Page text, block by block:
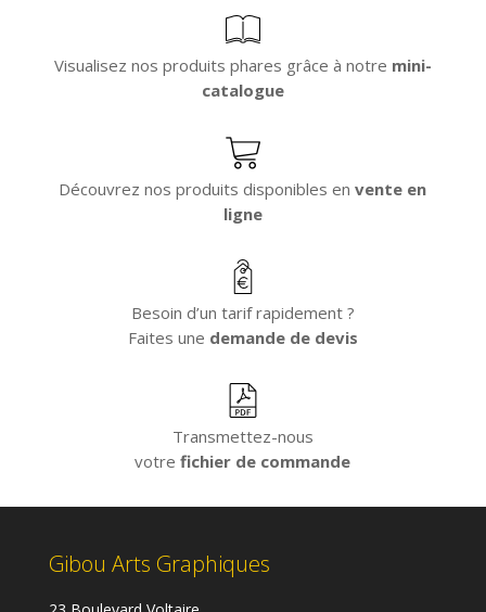
Visualisez nos produits phares grâce à notre mini-
catalogue
Découvrez nos produits disponibles envente en
ligne
Besoin d’un tarif rapidement ?
Faites une demande de devis
Transmettez-nous
votrefichier de commande
Gibou Arts Graphiques